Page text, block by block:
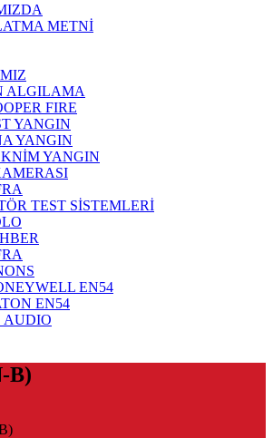
METNİ
ALGILAMA
FIRE
YANGIN
YANGIN
YANGIN
TEST SİSTEMLERİ
EN54
EN54
AUDIO
B)